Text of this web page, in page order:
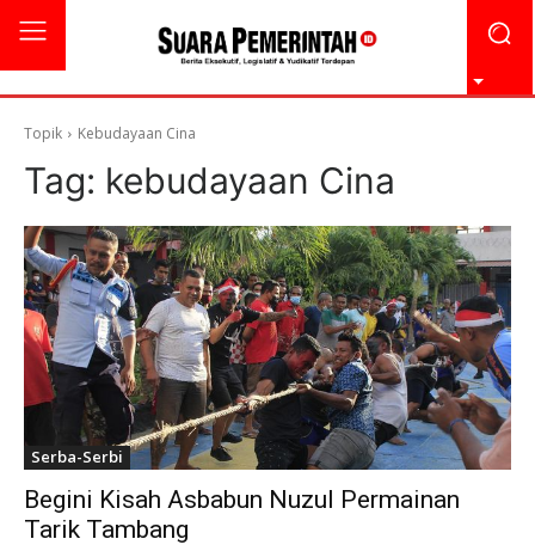
Topik Kebudayaan Cina
Tag: kebudayaan Cina
Serba-Serbi
Begini Kisah Asbabun Nuzul Permainan
Tarik Tambang